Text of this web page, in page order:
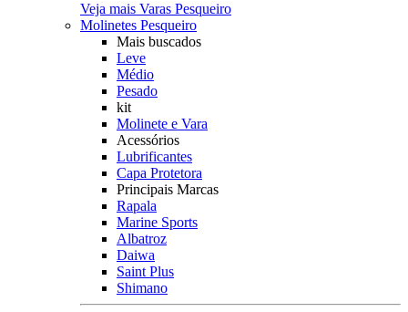
Veja mais Varas Pesqueiro
Molinetes Pesqueiro
Mais buscados
Leve
Médio
Pesado
kit
Molinete e Vara
Acessórios
Lubrificantes
Capa Protetora
Principais Marcas
Rapala
Marine Sports
Albatroz
Daiwa
Saint Plus
Shimano